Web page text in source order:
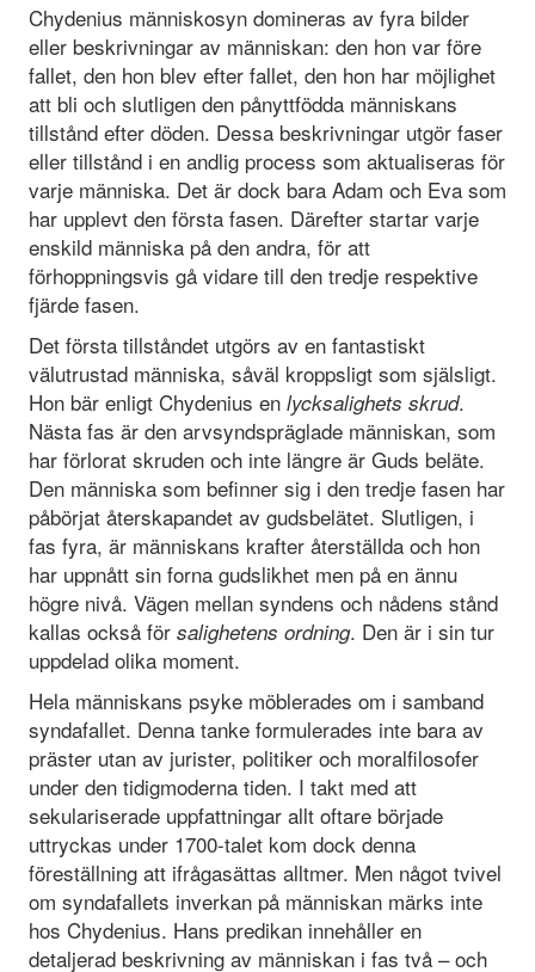
Chydenius människosyn domineras av fyra bilder
eller beskrivningar av människan: den hon var före
fallet, den hon blev efter fallet, den hon har möjlighet
att bli och slutligen den pånyttfödda människans
tillstånd efter döden. Dessa beskrivningar utgör faser
eller tillstånd i en andlig process som aktualiseras för
varje människa. Det är dock bara Adam och Eva som
har upplevt den första fasen. Därefter startar varje
enskild människa på den andra, för att
förhoppningsvis gå vidare till den tredje respektive
fjärde fasen.
Det första tillståndet utgörs av en fantastiskt
välutrustad människa, såväl kroppsligt som själsligt.
Hon bär enligt Chydenius en lycksalighets skrud.
Nästa fas är den arvsyndspräglade människan, som
har förlorat skruden och inte längre är Guds beläte.
Den människa som befinner sig i den tredje fasen har
påbörjat återskapandet av gudsbelätet. Slutligen, i
fas fyra, är människans krafter återställda och hon
har uppnått sin forna gudslikhet men på en ännu
högre nivå. Vägen mellan syndens och nådens stånd
kallas också för salighetens ordning. Den är i sin tur
uppdelad olika moment.
Hela människans psyke möblerades om i samband
syndafallet. Denna tanke formulerades inte bara av
präster utan av jurister, politiker och moralfilosofer
under den tidigmoderna tiden. I takt med att
sekulariserade uppfattningar allt oftare började
uttryckas under 1700-talet kom dock denna
föreställning att ifrågasättas alltmer. Men något tvivel
om syndafallets inverkan på människan märks inte
hos Chydenius. Hans predikan innehåller en
detaljerad beskrivning av människan i fas två – och